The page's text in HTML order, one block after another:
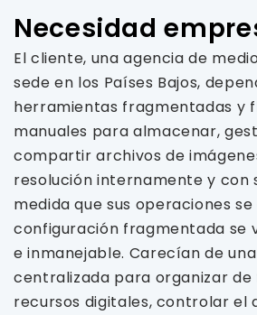
Necesidad
El cliente, una agencia de
sede en los Países Bajos,
herramientas fragmentadas y
manuales para almacenar,
compartir archivos de
resolución internamente y con
medida que sus operaciones
configuración fragmentada se
e inmanejable. Carecían de
centralizada para organizar de
recursos digitales, controlar el